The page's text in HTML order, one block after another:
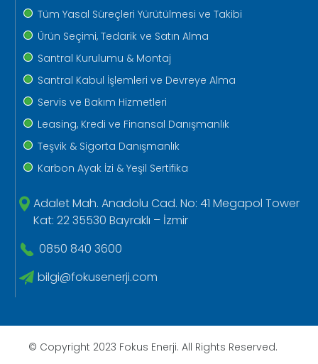
Tüm Yasal Süreçleri Yürütülmesi ve Takibi
Ürün Seçimi, Tedarik ve Satın Alma
Santral Kurulumu & Montaj
Santral Kabul İşlemleri ve Devreye Alma
Servis ve Bakım Hizmetleri
Leasing, Kredi ve Finansal Danışmanlık
Teşvik & Sigorta Danışmanlık
Karbon Ayak İzi & Yeşil Sertifika
Adalet Mah. Anadolu Cad. No: 41 Megapol Tower
Kat: 22 35530 Bayraklı – İzmir
0850 840 3600
bilgi@fokusenerji.com
© Copyright 2023 Fokus Enerji. All Rights Reserved.